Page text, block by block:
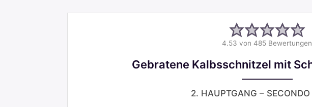
4.53 von 485 Bewertungen
Gebratene Kalbsschnitzel mit
2. HAUPTGANG – SECONDO